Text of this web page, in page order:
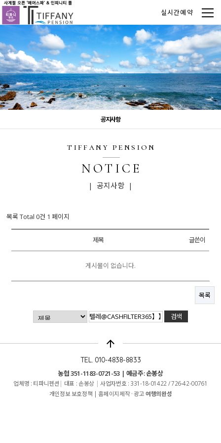
실시간예약
공지사항
tiffany pension
NOTICE
| 공지사항 |
목록 Total 0건 1 페이지
제목 글쓴이
게시물이 없습니다.
목록
arrow_upward
TEL. 010-4838-8833
농협 351-1183-0721-53 | 예금주: 손봉상
업체명 : 티파니펜션 | 대표 : 손봉상 | 사업자번호 : 331-18-01422 / 726-42-00761
개인정보 보호정책 | 홈페이지제작 · 광고여행의완성